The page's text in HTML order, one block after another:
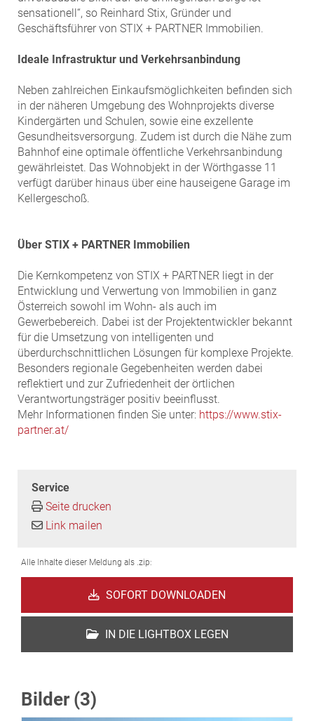
sensationell“, so Reinhard Stix, Gründer und
Geschäftsführer von STIX + PARTNER Immobilien.
Ideale Infrastruktur und Verkehrsanbindung
Neben zahlreichen Einkaufsmöglichkeiten befinden sich
in der näheren Umgebung des Wohnprojekts diverse
Kindergärten und Schulen, sowie eine exzellente
Gesundheitsversorgung. Zudem ist durch die Nähe zum
Bahnhof eine optimale öffentliche Verkehrsanbindung
gewährleistet. Das Wohnobjekt in der Wörthgasse 11
verfügt darüber hinaus über eine hauseigene Garage im
Kellergeschoß.
Über STIX + PARTNER Immobilien
Die Kernkompetenz von STIX + PARTNER liegt in der
Entwicklung und Verwertung von Immobilien in ganz
Österreich sowohl im Wohn- als auch im
Gewerbebereich. Dabei ist der Projektentwickler bekannt
für die Umsetzung von intelligenten und
überdurchschnittlichen Lösungen für komplexe Projekte.
Besonders regionale Gegebenheiten werden dabei
reflektiert und zur Zufriedenheit der örtlichen
Verantwortungsträger positiv beeinflusst.
Mehr Informationen finden Sie unter: https://www.stix-
partner.at/
Service
Seite drucken
Link mailen
Alle Inhalte dieser Meldung als .zip:
SOFORT DOWNLOADEN
IN DIE LIGHTBOX LEGEN
Bilder (3)